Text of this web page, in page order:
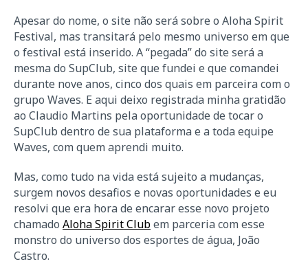
Apesar do nome, o site não será sobre o Aloha Spirit
Festival, mas transitará pelo mesmo universo em que
o festival está inserido. A “pegada” do site será a
mesma do SupClub, site que fundei e que comandei
durante nove anos, cinco dos quais em parceira com o
grupo Waves. E aqui deixo registrada minha gratidão
ao Claudio Martins pela oportunidade de tocar o
SupClub dentro de sua plataforma e a toda equipe
Waves, com quem aprendi muito.
Mas, como tudo na vida está sujeito a mudanças,
surgem novos desafios e novas oportunidades e eu
resolvi que era hora de encarar esse novo projeto
chamado Aloha Spirit Clubem parceria com esse
monstro do universo dos esportes de água, João
Castro.